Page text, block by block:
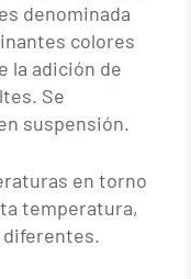
denominada
colores
la adición de
Se
suspensión.
en torno
temperatura,
diferentes.